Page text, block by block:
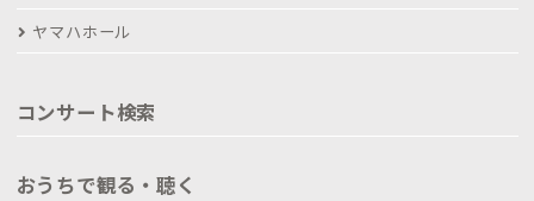
ヤマハホール
コンサート検索
おうちで観る・聴く